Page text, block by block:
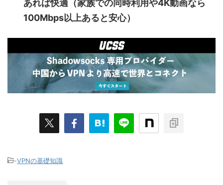
あれば快適（家族での同時利用や4K動画なら
100Mbps以上あると安心）
-VPNの基礎知識